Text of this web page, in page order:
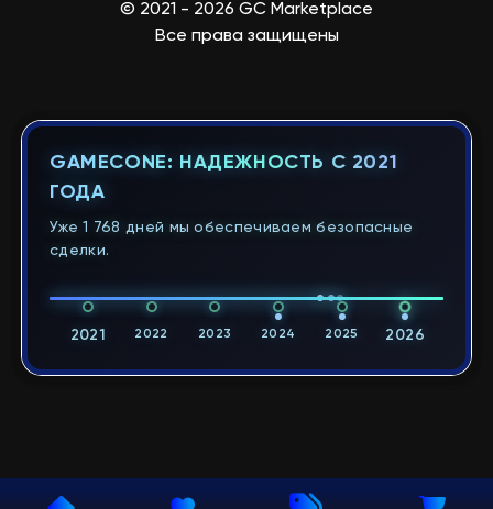
© 2021 - 2026 GC Marketplace
Все права защищены
GAMECONE: НАДЕЖНОСТЬ С 2021
ГОДА
Уже 1 768 дней мы обеспечиваем безопасные
сделки.
2021 2022 2023 2024 2025 2026